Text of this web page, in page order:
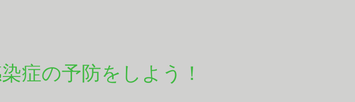
症の予防をしよう！